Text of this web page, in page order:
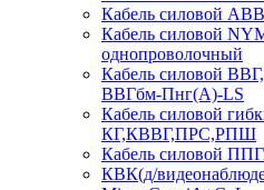
Кабель силовой
Кабель силовой
однопроволочный
Кабель силовой
ВВГбм-Пнг(А)-LS
Кабель силовой
КГ,КВВГ,ПРС,РПШ
Кабель силовой
КВК(д/